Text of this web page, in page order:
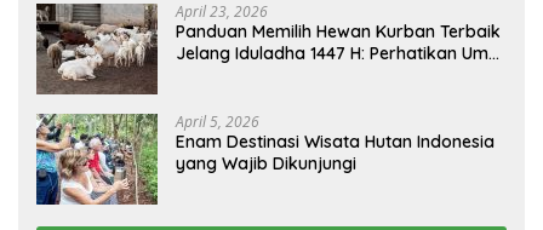
April 23, 2026
Panduan Memilih Hewan Kurban Terbaik
Jelang Iduladha 1447 H: Perhatikan Umur
April 5, 2026
Enam Destinasi Wisata Hutan Indonesia
yang Wajib Dikunjungi